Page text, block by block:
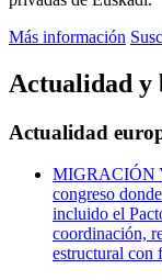
Más información
Actualidad y
Actualidad
MIGRACIÓN
congreso
incluido el
coordinación,
estructural con